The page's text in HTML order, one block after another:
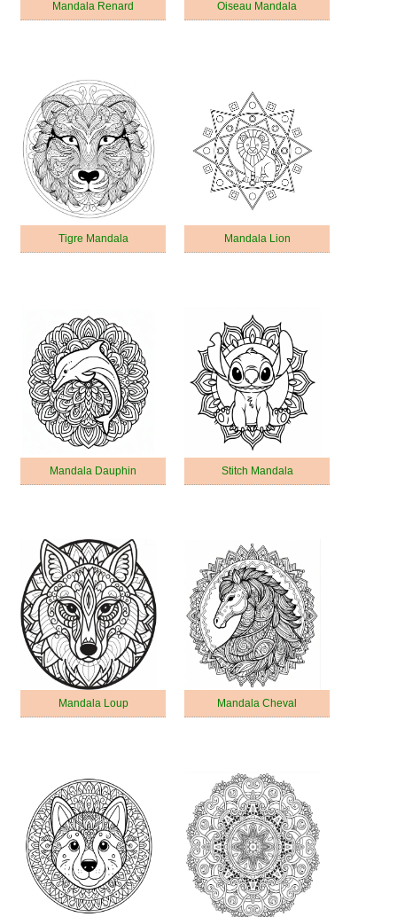
Mandala Renard Oiseau Mandala
Tigre Mandala Mandala Lion
Mandala Dauphin Stitch Mandala
Mandala Loup Mandala Cheval